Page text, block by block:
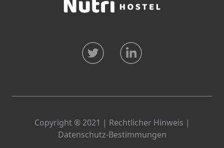
Copyright ® 2021 | Rechtlicher Hinweis |
Datenschutz-Bestimmungen